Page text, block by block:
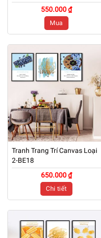
TG01
550.000 ₫
Mua
Tranh Trang Trí Canvas Loại
2-BE18
650.000 ₫
Chi tiết